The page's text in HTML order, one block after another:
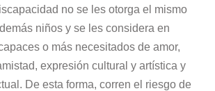
no se les otorga el mismo
niños y se les considera en
o más necesitados de amor,
expresión cultural y artística y
De esta forma, corren el riesgo de